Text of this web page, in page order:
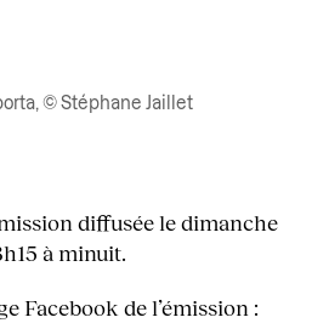
© Stéphane Jaillet
diffusée le dimanche
à minuit.
Facebook de l’émission :